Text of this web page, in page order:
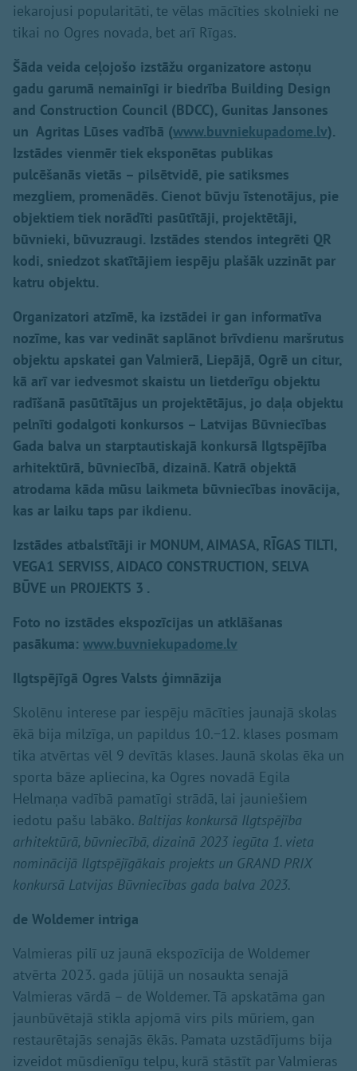
iekarojusi popularitāti, te vēlas mācīties skolnieki ne
tikai no Ogres novada, bet arī Rīgas.
Šāda veida ceļojošo izstāžu organizatore astoņu
gadu garumā nemainīgi ir biedrība Building Design
and Construction Council (BDCC), Gunitas Jansones
un Agritas Lūses vadībā (www.buvniekupadome.lv).
Izstādes vienmēr tiek eksponētas publikas
pulcēšanās vietās – pilsētvidē, pie satiksmes
mezgliem, promenādēs. Cienot būvju īstenotājus, pie
objektiem tiek norādīti pasūtītāji, projektētāji,
būvnieki, būvuzraugi. Izstādes stendos integrēti QR
kodi, sniedzot skatītājiem iespēju plašāk uzzināt par
katru objektu.
Organizatori atzīmē, ka izstādei ir gan informatīva
nozīme, kas var vedināt saplānot brīvdienu maršrutus
objektu apskatei gan Valmierā, Liepājā, Ogrē un citur,
kā arī var iedvesmot skaistu un lietderīgu objektu
radīšanā pasūtītājus un projektētājus, jo daļa objektu
pelnīti godalgoti konkursos – Latvijas Būvniecības
Gada balva un starptautiskajā konkursā Ilgtspējība
arhitektūrā, būvniecībā, dizainā. Katrā objektā
atrodama kāda mūsu laikmeta būvniecības inovācija,
kas ar laiku taps par ikdienu.
Izstādes atbalstītāji ir MONUM, AIMASA, RĪGAS TILTI,
VEGA1 SERVISS, AIDACO CONSTRUCTION, SELVA
BŪVE un PROJEKTS 3 .
Foto no izstādes ekspozīcijas un atklāšanas
pasākuma: www.buvniekupadome.lv
Ilgtspējīgā Ogres Valsts ģimnāzija
Skolēnu interese par iespēju mācīties jaunajā skolas
ēkā bija milzīga, un papildus 10.−12. klases posmam
tika atvērtas vēl 9 devītās klases. Jaunā skolas ēka un
sporta bāze apliecina, ka Ogres novadā Egila
Helmaņa vadībā pamatīgi strādā, lai jauniešiem
iedotu pašu labāko. Baltijas konkursā Ilgtspējība
arhitektūrā, būvniecībā, dizainā 2023 iegūta 1. vieta
nominācijā Ilgtspējīgākais projekts un GRAND PRIX
konkursā Latvijas Būvniecības gada balva 2023.
de Woldemer intriga
Valmieras pilī uz jaunā ekspozīcija de Woldemer
atvērta 2023. gada jūlijā un nosaukta senajā
Valmieras vārdā – de Woldemer. Tā apskatāma gan
jaunbūvētajā stikla apjomā virs pils mūriem, gan
restaurētajās senajās ēkās. Pamata uzstādījums bija
izveidot mūsdienīgu telpu, kurā stāstīt par Valmieras